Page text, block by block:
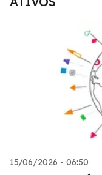
15/06/2026 - 06:50